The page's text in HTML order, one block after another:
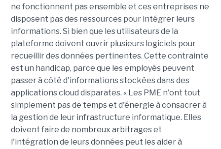
ne fonctionnent pas ensemble et ces entreprises ne
disposent pas des ressources pour intégrer leurs
informations. Si bien que les utilisateurs de la
plateforme doivent ouvrir plusieurs logiciels pour
recueillir des données pertinentes. Cette contrainte
est un handicap, parce que les employés peuvent
passer à côté d'informations stockées dans des
applications cloud disparates. « Les PME n'ont tout
simplement pas de temps et d'énergie à consacrer à
la gestion de leur infrastructure informatique. Elles
doivent faire de nombreux arbitrages et
l'intégration de leurs données peut les aider à